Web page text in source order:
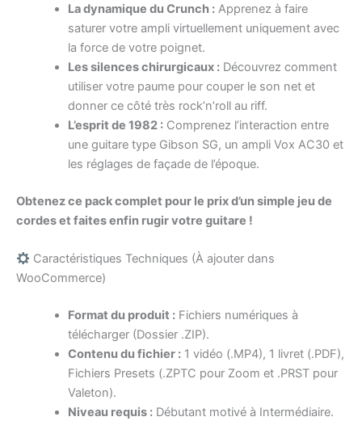
La dynamique du Crunch :Apprenez à faire
saturer votre ampli virtuellement uniquement avec
la force de votre poignet.
Les silences chirurgicaux :Découvrez comment
utiliser votre paume pour couper le son net et
donner ce côté très rock’n’roll au riff.
L’esprit de 1982 :Comprenez l’interaction entre
une guitare type Gibson SG, un ampli Vox AC30 et
les réglages de façade de l’époque.
Obtenez ce pack complet pour le prix d’un simple jeu de
cordes et faites enfin rugir votre guitare !
Caractéristiques Techniques (À ajouter dans
WooCommerce)
Format du produit :Fichiers numériques à
télécharger (Dossier .ZIP).
Contenu du fichier :1 vidéo (.MP4), 1 livret (.PDF),
Fichiers Presets (.ZPTC pour Zoom et .PRST pour
Valeton).
Niveau requis :Débutant motivé à Intermédiaire.